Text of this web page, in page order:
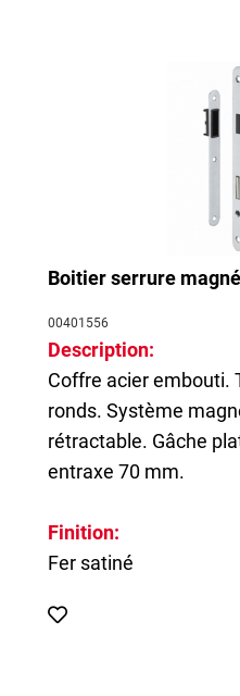
Boitier serrure
00401556
Description:
Coffre acier embouti.
ronds. Système
rétractable. Gâche
entraxe 70 mm.
Finition:
Fer satiné